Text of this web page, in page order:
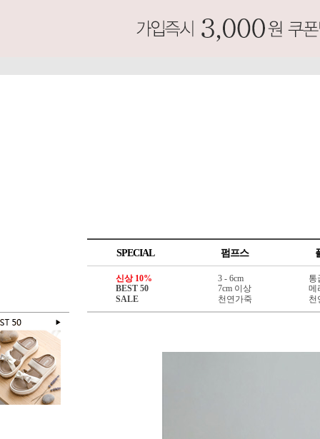
SPECIAL 펌프스
신상 10%
BEST 50
SALE
3 - 6cm
7cm 이상
천연가죽
통
메
천